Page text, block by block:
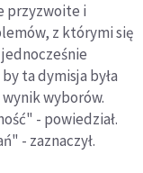
przyzwoite i
z którymi się
ta dymisja była
wyborów.
- powiedział.
- zaznaczył.